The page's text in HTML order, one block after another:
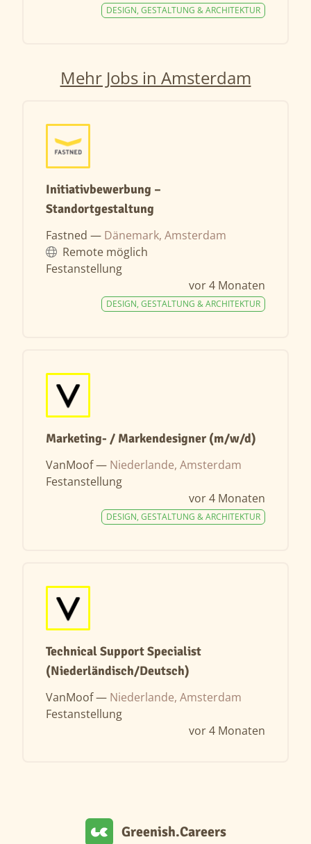
DESIGN, GESTALTUNG & ARCHITEKTUR
Mehr Jobs in Amsterdam
Initiativbewerbung –
Standortgestaltung
Fastned — Dänemark, Amsterdam
Remote möglich
Festanstellung
vor 4 Monaten
DESIGN, GESTALTUNG & ARCHITEKTUR
Marketing- / Markendesigner (m/w/d)
VanMoof — Niederlande, Amsterdam
Festanstellung
vor 4 Monaten
DESIGN, GESTALTUNG & ARCHITEKTUR
Technical Support Specialist
(Niederländisch/Deutsch)
VanMoof — Niederlande, Amsterdam
Festanstellung
vor 4 Monaten
Greenish.Careers